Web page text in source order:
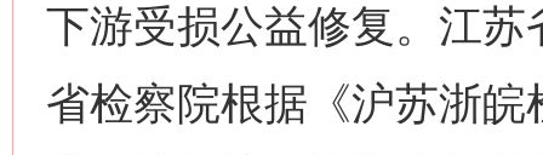
下游受损公益修复。江
省检察院根据《沪苏浙